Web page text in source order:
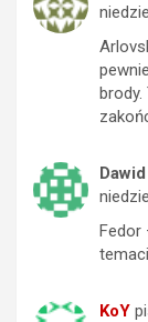
Dawid
Fedor
KoY